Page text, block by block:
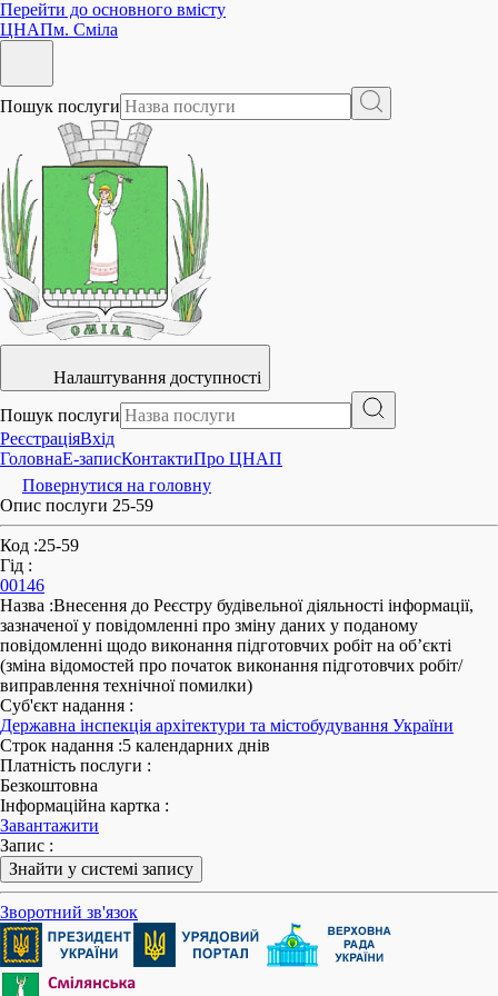
Перейти до основного вмісту
ЦНАПм. Сміла
Пошук послуги
Налаштування доступності
Пошук послуги
РеєстраціяВхід
ГоловнаE-записКонтактиПро ЦНАП
Повернутися на головну
Опис послуги 25-59
Код :25-59
Гід :
00146
Назва :Внесення до Реєстру будівельної діяльності інформації,
зазначеної у повідомленні про зміну даних у поданому
повідомленні щодо виконання підготовчих робіт на об’єкті
(зміна відомостей про початок виконання підготовчих робіт/
виправлення технічної помилки)
Суб'єкт надання :
Державна інспекція архітектури та містобудування України
Строк надання :5 календарних днів
Платність послуги :
Безкоштовна
Інформаційна картка :
Завантажити
Запис :
Знайти у системі запису
Зворотний зв'язок